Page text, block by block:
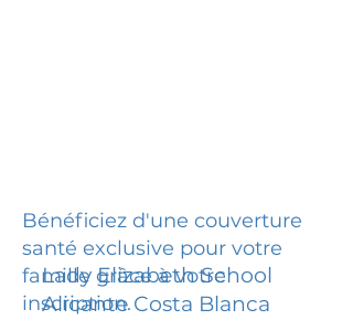
Bénéficiez d'une couverture
santé exclusive pour votre
famille grâce à votre
inscription.
Lady Elizabeth School
Alicante Costa Blanca